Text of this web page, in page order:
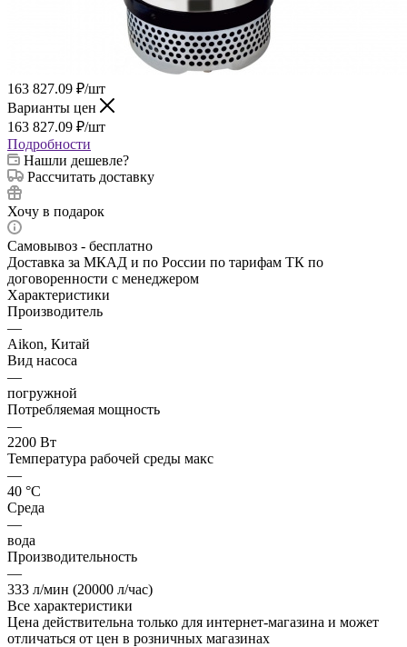
163 827.09 ₽/шт
Варианты цен
163 827.09 ₽/шт
Подробности
Нашли дешевле?
Рассчитать доставку
Хочу в подарок
Самовывоз - бесплатно
Доставка за МКАД и по России по тарифам ТК по
договоренности с менеджером
Характеристики
Производитель
—
Aikon, Китай
Вид насоса
—
погружной
Потребляемая мощность
—
2200 Вт
Температура рабочей среды макс
—
40 °С
Среда
—
вода
Производительность
—
333 л/мин (20000 л/час)
Все характеристики
Цена действительна только для интернет-магазина и может
отличаться от цен в розничных магазинах